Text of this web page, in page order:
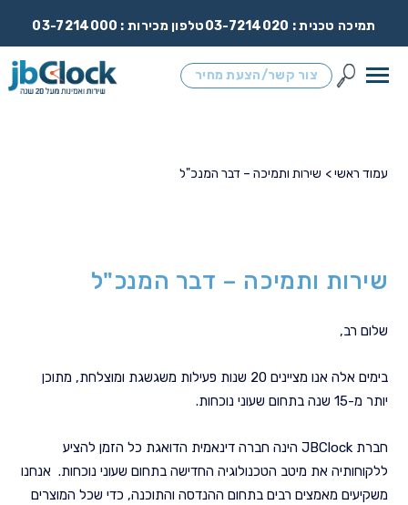
תמיכה טכנית : 03-7214020טלפון מכירות : 03-7214000
צור קשר/הצעת מחיר
עמוד ראשי > שירות ותמיכה – דבר המנכ"ל
שירות ותמיכה – דבר המנכ"ל
שלום רב,
בימים אלה אנו מציינים 20 שנות פעילות משגשגת ומוצלחת, מתוכן
יותר מ-15 שנה בתחום שעוני נוכחות.
חברת JBClock הינה חברה דינאמית הדואגת כל הזמן להציע
ללקוחותיה את מיטב הטכנולוגיה החדישה בתחום שעוני נוכחות. אנחנו
משקיעים מאמצים רבים בתחום ההנדסה והתוכנה, כדי שכל המוצרים